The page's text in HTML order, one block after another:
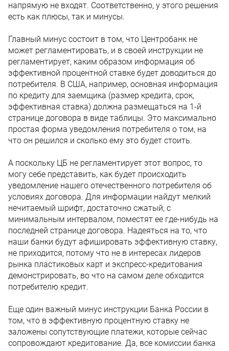
напрямую не входят. Соответственно, у этого решения
есть как плюсы, так и минусы.
Главный минус состоит в том, что Центробанк не
может регламентировать, и в своей инструкции не
регламентирует, каким образом информация об
эффективной процентной ставке будет доводиться до
потребителя. В США, например, основная информация
по кредиту для заемщика (размер кредита, срок,
эффективная ставка) должна размещаться на 1-й
странице договора в виде таблицы. Это максимально
простая форма уведомления потребителя о том, на
что он решился и сколько ему это будет стоить.
А поскольку ЦБ не регламентирует этот вопрос, то
могу себе представить, как будет происходить
уведомление нашего отечественного потребителя об
условиях договора. Для информации найдут мелкий
нечитаемый шрифт, достаточно сжатый, с
минимальным интервалом, поместят ее где-нибудь на
последней странице договора. Надеяться на то, что
наши банки будут афишировать эффективную ставку,
не приходится, потому что не в интересах лидеров
рынка пластиковых карт и экспресс-кредитования
демонстрировать, во что на самом деле обходится
потребителю кредит.
Еще один важный минус инструкции Банка России в
том, что в эффективную процентную ставку не
заложены сопутствующие платежи, которые сейчас
сопровождают кредитование. Да, все комиссии банка